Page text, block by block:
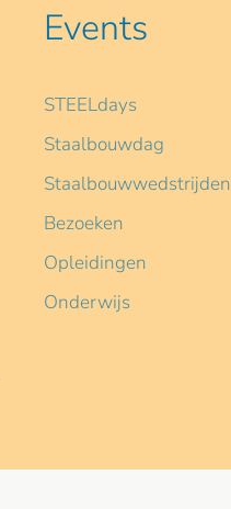
Events
STEELdays
Staalbouwdag
Staalbouwwedstrijden
Bezoeken
Opleidingen
Onderwijs